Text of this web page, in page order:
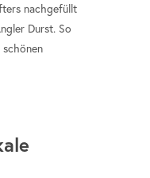
nachgefüllt
Durst. So